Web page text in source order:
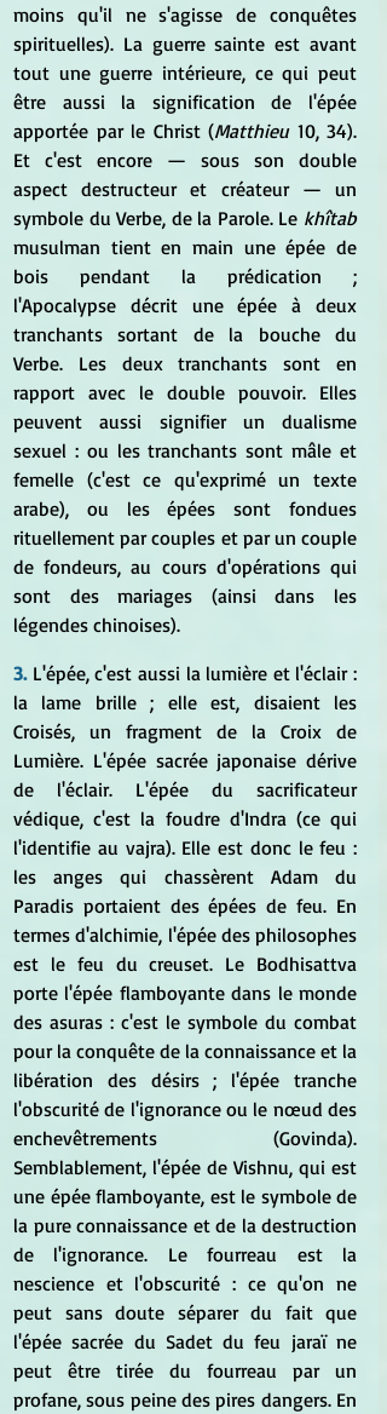
moins qu'il ne s'agisse de conquêtes
spirituelles). La guerre sainte est avant
tout une guerre intérieure, ce qui peut
être aussi la signification de l'épée
apportée par le Christ (Matthieu 10, 34).
Et c'est encore — sous son double
aspect destructeur et créateur — un
symbole du Verbe, de la Parole. Le
khîtab
musulman tient en main une épée de
bois pendant la prédication ;
l'Apocalypse décrit une épée à deux
tranchants sortant de la bouche du
Verbe. Les deux tranchants sont en
rapport avec le double pouvoir. Elles
peuvent aussi signifier un dualisme
sexuel : ou les tranchants sont mâle et
femelle (c'est ce qu'exprimé un texte
arabe), ou les épées sont fondues
rituellement par couples et par un couple
de fondeurs, au cours d'opérations qui
sont des mariages (ainsi dans les
légendes chinoises).
3. L'épée, c'est aussi la lumière et l'éclair :
la lame brille ; elle est, disaient les
Croisés, un fragment de la Croix de
Lumière. L'épée sacrée japonaise dérive
de l'éclair. L'épée du sacrificateur
védique, c'est la foudre d'Indra (ce qui
l'identifie au vajra). Elle est donc le feu :
les anges qui chassèrent Adam du
Paradis portaient des épées de feu. En
termes d'alchimie, l'épée des philosophes
est le feu du creuset. Le Bodhisattva
porte l'épée flamboyante dans le monde
des asuras : c'est le symbole du combat
pour la conquête de la connaissance et la
libération des désirs ; l'épée tranche
l'obscurité de l'ignorance ou le nœud des
enchevêtrements (Govinda).
Semblablement, l'épée de Vishnu, qui est
une épée flamboyante, est le symbole de
la pure connaissance et de la destruction
de l'ignorance. Le fourreau est la
nescience et l'obscurité : ce qu'on ne
peut sans doute séparer du fait que
l'épée sacrée du Sadet du feu jaraï ne
peut être tirée du fourreau par un
profane, sous peine des pires dangers. En